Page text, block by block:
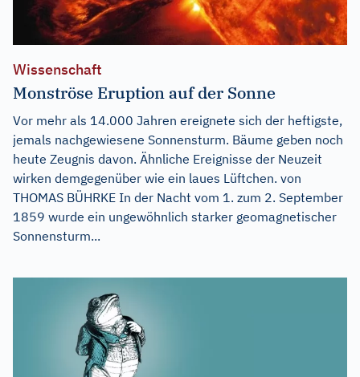
Wissenschaft
Monströse Eruption auf der Sonne
Vor mehr als 14.000 Jahren ereignete sich der heftigste,
jemals nachgewiesene Sonnensturm. Bäume geben noch
heute Zeugnis davon. Ähnliche Ereignisse der Neuzeit
wirken demgegenüber wie ein laues Lüftchen. von
THOMAS BÜHRKE In der Nacht vom 1. zum 2. September
1859 wurde ein ungewöhnlich starker geomagnetischer
Sonnensturm...